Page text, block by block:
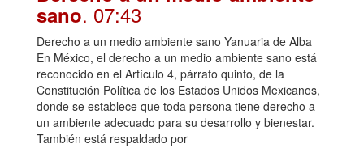
sano. 07:43
Derecho a un medio ambiente sano Yanuaria de Alba
En México, el derecho a un medio ambiente sano está
reconocido en el Artículo 4, párrafo quinto, de la
Constitución Política de los Estados Unidos Mexicanos,
donde se establece que toda persona tiene derecho a
un ambiente adecuado para su desarrollo y bienestar.
También está respaldado por